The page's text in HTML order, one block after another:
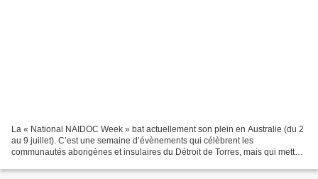
La « National NAIDOC Week » bat actuellement son plein en Australie (du 2
au 9 juillet). C’est une semaine d’évènements qui célèbrent les
communautés aborigènes et insulaires du Détroit de Torres, mais qui mettent